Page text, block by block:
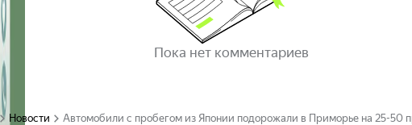
Пока нет комментариев
Новости Автомобили с пробегом из Японии подорожали в Приморье на 25-50